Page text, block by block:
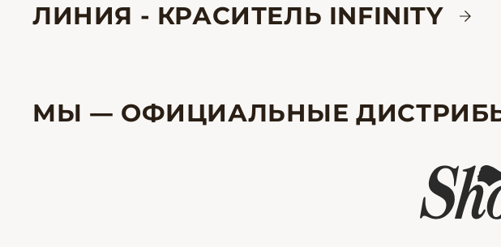
ЛИНИЯ - КРАСИТЕЛЬ INFINITY
МЫ — ОФИЦИАЛЬНЫЕ